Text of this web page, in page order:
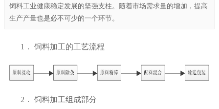
饲料工业健康稳定发展的坚强支柱。随着市场需求量的增加，提高
生产产量也是必不可少的一个环节。
1． 饲料加工的工艺流程
2． 饲料加工组成部分